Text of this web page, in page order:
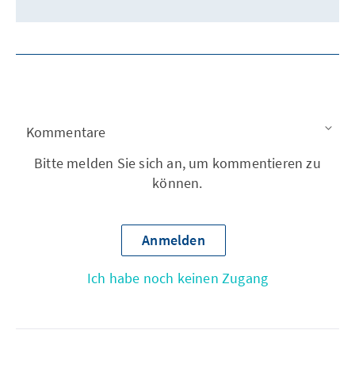
Kommentare
Bitte melden Sie sich an, um kommentieren zu
können.
Anmelden
Ich habe noch keinen Zugang